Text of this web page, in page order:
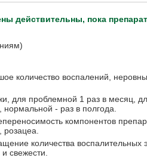
действительны, пока
количество воспалений,
для проблемной 1 раз в месяц,
- раз в полгода.
компонентов
розацеа.
количества воспалительных
свежести.